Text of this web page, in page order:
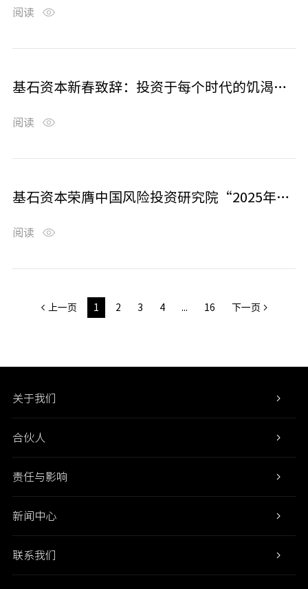
阅读
基石资本新春致辞：投资于每个时代的饥渴与焦虑
阅读
基石资本荣膺中国风险投资研究院“2025年度中国影响力VC投资机构TOP15”等奖项
阅读
上一页 1 2 3 4 ... 16 下一页
关于我们
合伙人
责任与影响
新闻中心
联系我们